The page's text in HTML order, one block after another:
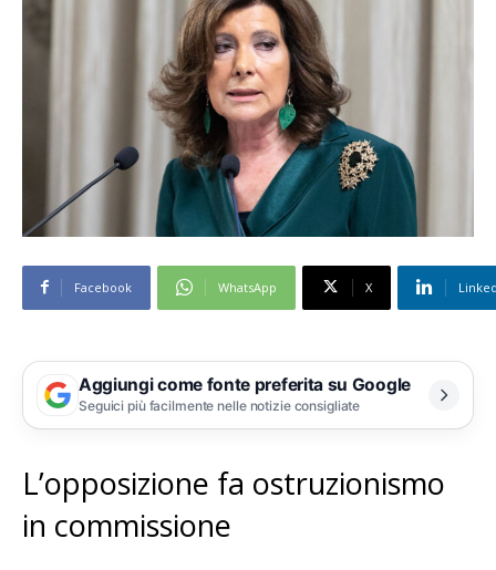
Facebook WhatsApp X
Aggiungi come fonte preferita su Google
Seguici più facilmente nelle notizie consigliate
L’opposizione fa ostruzionismo
in commissione